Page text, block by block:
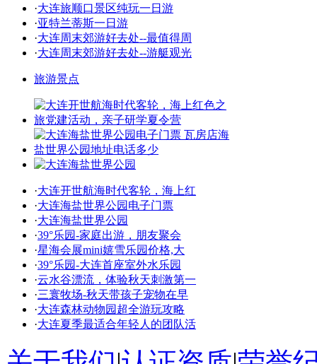
·大连旅顺口景区纯玩一日游
·亚特兰蒂斯一日游
·大连周末郊游好去处--最值得周
·大连周末郊游好去处--游艇观光
旅游景点
·大连开世航海时代客轮，海上红
·大连海盐世界公园电子门票
·大连海盐世界公园
·39°乐园-家庭出游，朋友聚会
·星海会展mini嬉雪乐园价格,大
·39°乐园-大连首座室外水乐园
·云水谷漂流，体验秋天刺激第一
·三寰牧场-秋天带孩子宠物在早
·大连森林动物园超全游玩攻略
·大连夏季最适合年轻人的团队活